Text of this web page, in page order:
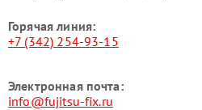
Горячая линия:
+7 (342) 254-93-15
Электронная почта:
info@fujitsu-fix.ru